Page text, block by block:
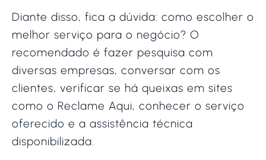
Diante disso, fica a dúvida: como escolher o
melhor serviço para o negócio? O
recomendado é fazer pesquisa com
diversas empresas, conversar com os
clientes, verificar se há queixas em sites
como o Reclame Aqui, conhecer o serviço
oferecido e a assistência técnica
disponibilizada.